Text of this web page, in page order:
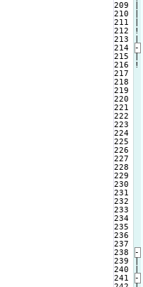
209
210
211
212
214
215
216
218
219
220
221
222
223
224
225
226
227
228
229
230
231
232
233
234
235
236
237
238
239
240
241
!
-
|
!
-
|
-